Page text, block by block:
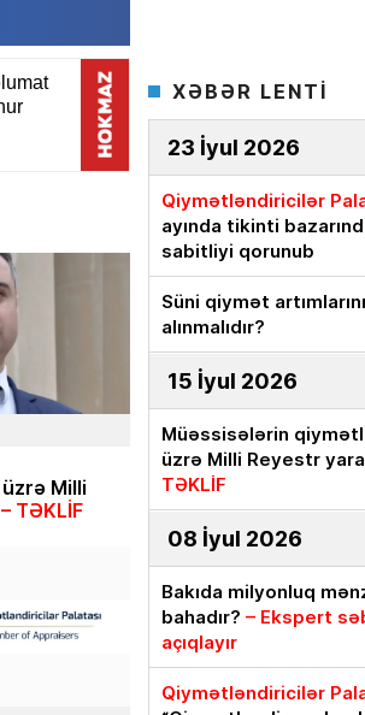
Milli
– TƏKLİF
XƏBƏR LENTİ
23 İyul 2026
Qiymətləndiricilər
ayında tikinti
sabitliyi qorunub
Süni qiymət
alınmalıdır?
15 İyul 2026
Müəssisələrin
üzrə Milli Reyestr
TƏKLİF
08 İyul 2026
Bakıda milyonluq
bahadır? – Ekspert
açıqlayır
Qiymətləndiricilər